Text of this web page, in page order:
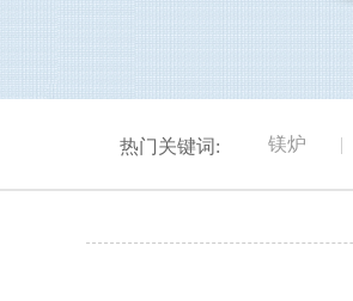
热门关键词: 镁炉 |